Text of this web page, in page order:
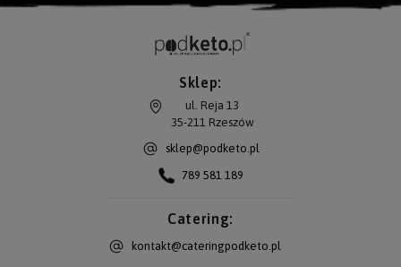
Sklep:
ul. Reja 13
35-211 Rzeszów
sklep@podketo.pl
789 581 189
Catering:
kontakt@cateringpodketo.pl